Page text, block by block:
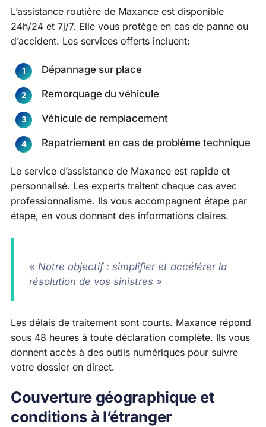
L’assistance routière de Maxance est disponible
24h/24 et 7j/7. Elle vous protège en cas de panne ou
d’accident. Les services offerts incluent:
Dépannage sur place
Remorquage du véhicule
Véhicule de remplacement
Rapatriement en cas de problème technique
Le service d’assistance de Maxance est rapide et
personnalisé. Les experts traitent chaque cas avec
professionnalisme. Ils vous accompagnent étape par
étape, en vous donnant des informations claires.
« Notre objectif : simplifier et accélérer la
résolution de vos sinistres »
Les délais de traitement sont courts. Maxance répond
sous 48 heures à toute déclaration complète. Ils vous
donnent accès à des outils numériques pour suivre
votre dossier en direct.
Couverture géographique et
conditions à l’étranger